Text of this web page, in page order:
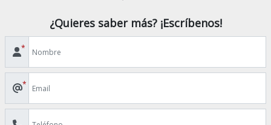
¿Quieres saber más? ¡Escríbenos!
*
*